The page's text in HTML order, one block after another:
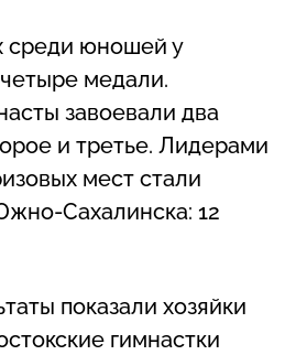
среди юношей у
медали.
завоевали два
и третье. Лидерами
мест стали
Сахалинска: 12
показали хозяйки
гимнастки